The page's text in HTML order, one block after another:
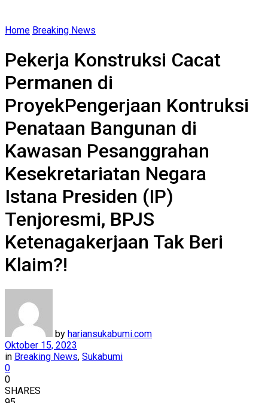
Home Breaking News
Pekerja Konstruksi Cacat
Permanen di
ProyekPengerjaan Kontruksi
Penataan Bangunan di
Kawasan Pesanggrahan
Kesekretariatan Negara
Istana Presiden (IP)
Tenjoresmi, BPJS
Ketenagakerjaan Tak Beri
Klaim?!
by hariansukabumi.com
Oktober 15, 2023
in Breaking News, Sukabumi
0
0
SHARES